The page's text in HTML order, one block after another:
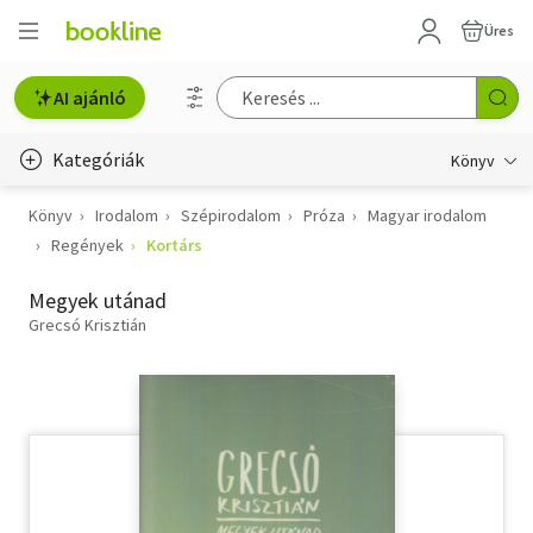
Üres
AI ajánló
Kategóriák Könyv
Életmód, egészség
Gyermek- és ifjúsági
Hobbi, szabadidő
Könyv Irodalom Szépirodalom Próza
Magyar irodalom
Regények
Kortárs
Megyek utánad
Grecsó Krisztián